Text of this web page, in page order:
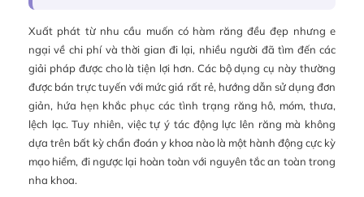
Xuất phát từ nhu cầu muốn có hàm răng đều đẹp nhưng e
ngại về chi phí và thời gian đi lại, nhiều người đã tìm đến các
giải pháp được cho là tiện lợi hơn. Các bộ dụng cụ này thường
được bán trực tuyến với mức giá rất rẻ, hướng dẫn sử dụng đơn
giản, hứa hẹn khắc phục các tình trạng răng hô, móm, thưa,
lệch lạc. Tuy nhiên, việc tự ý tác động lực lên răng mà không
dựa trên bất kỳ chẩn đoán y khoa nào là một hành động cực kỳ
mạo hiểm, đi ngược lại hoàn toàn với nguyên tắc an toàn trong
nha khoa.